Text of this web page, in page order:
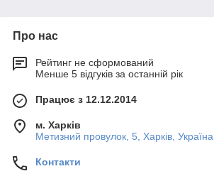
Про нас
Рейтинг не сформований
Менше 5 відгуків за останній рік
Працює з 12.12.2014
м. Харків
Метизний провулок, 5, Харків, Україна
Контакти